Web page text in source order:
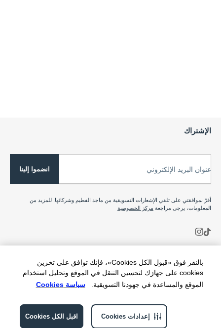
بالنقر فوق «قبول الكل Cookies»، فإنك توافق على تخزين
cookies على جهازك لتحسين التنقل في الموقع وتحليل استخدام
الموقع والمساعدة في جهودنا التسويقية.
سياسة Cookies
اقبل الكل Cookies إعدادات Cookies
الإشتراك
عنوان البريد الإلكتروني انضموا إلينا
أقرّ بموافقتي على تلقي الإشعارات التسويقية من ماجد الفطيم وشركائها. للمزيد من
المعلومات، يرجى مراجعة مركز الخصوصية